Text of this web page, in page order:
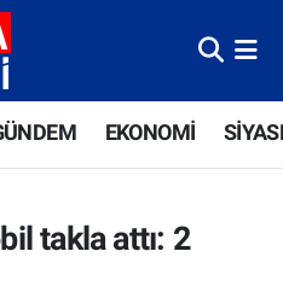
EKONOMİ
takla attı: 2
ve Fikstür